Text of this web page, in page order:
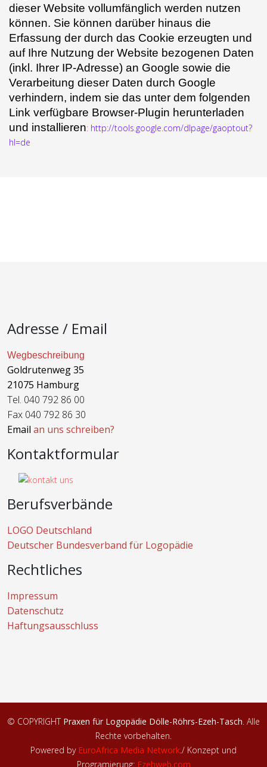
dieser Website vollumfänglich werden nutzen
können. Sie können darüber hinaus die
Erfassung der durch das Cookie erzeugten und
auf Ihre Nutzung der Website bezogenen Daten
(inkl. Ihrer IP-Adresse) an Google sowie die
Verarbeitung dieser Daten durch Google
verhindern, indem sie das unter dem folgenden
Link verfügbare Browser-Plugin herunterladen
und installieren: http://tools.google.com/dlpage/gaoptout?
hl=de
Adresse / Email
Wegbeschreibung
Goldrutenweg 35
21075 Hamburg
Tel. 040 792 86 00
Fax 040 792 86 30
Email an uns schreiben?
Kontaktformular
Berufsverbände
LOGO Deutschland
Deutscher Bundesverband für Logopädie
Rechtliches
Impressum
Datenschutz
Haftungsausschluss
© COPYRIGHT Praxen für Logopädie Dölle-Röhrs-Ezeh-Tasch. Alle
Rechte vorbehalten.
Powered by EuroAfrica Media Network./ Konzept und
Programierung: Ezehweb.com